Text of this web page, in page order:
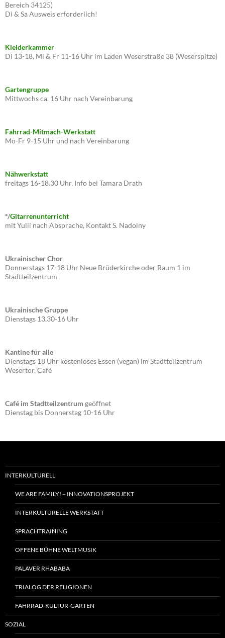
Bereich 34125)
Di & Sa Ausweis erforderlich!
Kleiderkammer
Di 13-18, Mi & Fr 11-16 Uhr im Laden Weserstraße 38 (Weserspitze)
Gartengruppe
Mittwochs ca. 16 Uhr nach Vereinbarung
Fahrrad-Mitmach-Werkstatt
Mo-Fr 9-15 Uhr und nach Vereinbarung
Nähwerkstatt
freitags 16-18.30 Uhr, Info bei Tamara Drath
*/Gitarrenunterricht
mit Yulii nach Absprache, Kontakt S. Nadolny
Ukrainischer Chor
Donnerstags 17-18 Uhr Neue Brüderkirche oder Raum 1 im
Stadtteilzentrum
Ukrainische Gruppe
Dienstags 13.30-16 Uhr
Kantine für alle
Dienstags 18 Uhr kostenloses Essen (vegan) im Stadtteilzentrum
Wesertor, Café
Café im Stadtteilzentrum geöffnet
Dienstag bis Donnerstag 10-16 Uhr
INTERKULTURELL
WE ARE FAMILY! – INNOVATIONSPROJEKT
INTERKULTURELLE WERKSTATT
SPRACHTRAINING
OFFENE BÜHNE WELTMUSIK
PALAVER RHABABA
TRIALOG DER RELIGIONEN
FAHRRAD-KULTUR-GARTEN
SOZIAL